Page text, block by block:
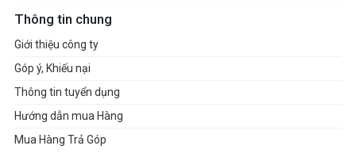
Thông tin chung
Giới thiệu công ty
Góp ý, Khiếu nại
Thông tin tuyển dụng
Hướng dẫn mua Hàng
Mua Hàng Trả Góp